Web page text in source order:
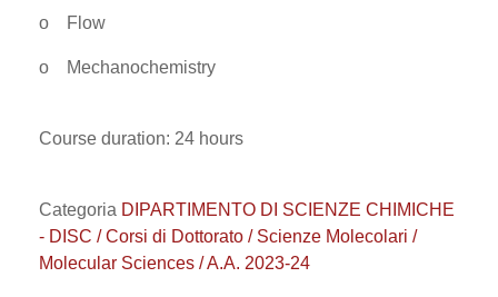
o Flow
o Mechanochemistry
Course duration: 24 hours
Categoria DIPARTIMENTO DI SCIENZE CHIMICHE
- DISC / Corsi di Dottorato / Scienze Molecolari /
Molecular Sciences / A.A. 2023-24